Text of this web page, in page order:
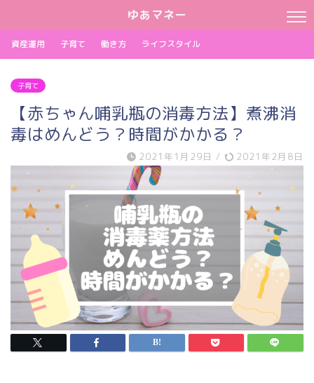
ゆあマネー
資産運用 子育て 働き方 ライフスタイル
子育て
【赤ちゃん哺乳瓶の消毒方法】煮沸消
毒はめんどう？時間がかかる？
2021年1月29日 / 2021年2月8日